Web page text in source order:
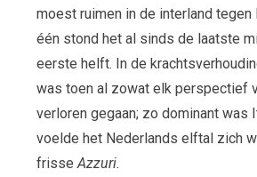
moest ruimen in de interland tegen
één stond het al sinds de laatste
eerste helft. In de
was toen al zowat elk perspectief
verloren gegaan; zo dominant was
voelde het Nederlands elftal zich
frisseAzzuri.